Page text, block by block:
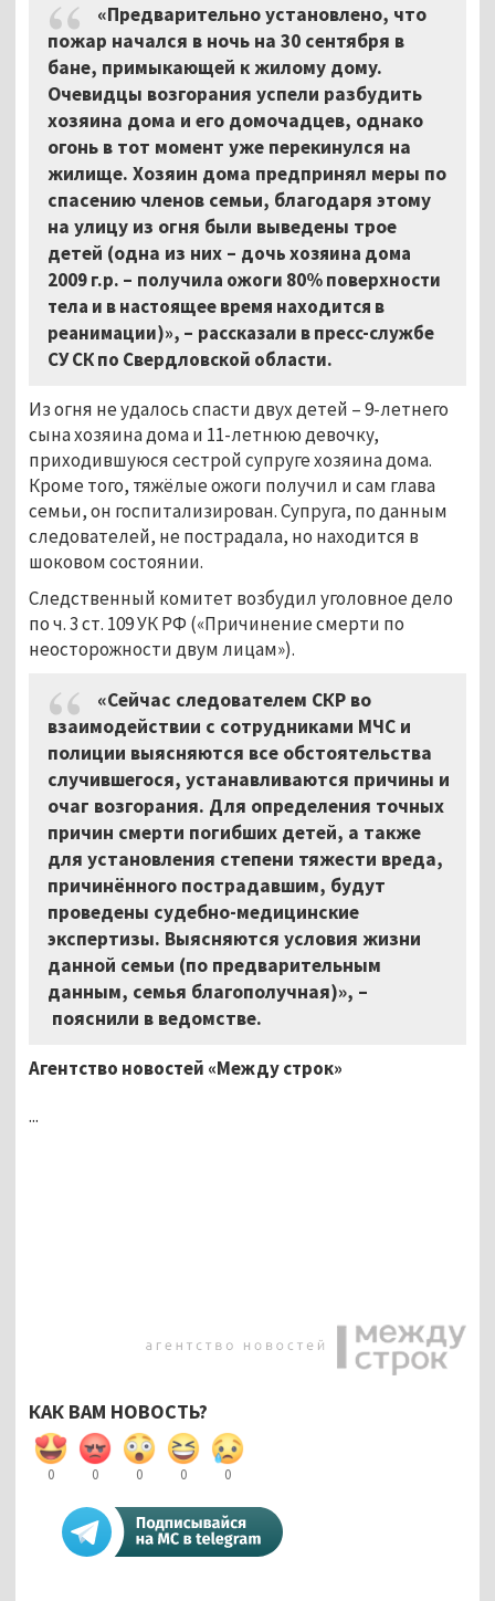
«Предварительно установлено, что
пожар начался в ночь на 30 сентября в
бане, примыкающей к жилому дому.
Очевидцы возгорания успели разбудить
хозяина дома и его домочадцев, однако
огонь в тот момент уже перекинулся на
жилище. Хозяин дома предпринял меры по
спасению членов семьи, благодаря этому
на улицу из огня были выведены трое
детей (одна из них – дочь хозяина дома
2009 г.р. – получила ожоги 80% поверхности
тела и в настоящее время находится в
реанимации)», – рассказали в пресс-службе
СУ СК по Свердловской области.
Из огня не удалось спасти двух детей – 9-летнего
сына хозяина дома и 11-летнюю девочку,
приходившуюся сестрой супруге хозяина дома.
Кроме того, тяжёлые ожоги получил и сам глава
семьи, он госпитализирован. Супруга, по данным
следователей, не пострадала, но находится в
шоковом состоянии.
Следственный комитет возбудил уголовное дело
по ч. 3 ст. 109 УК РФ («Причинение смерти по
неосторожности двум лицам»).
«Сейчас следователем СКР во
взаимодействии с сотрудниками МЧС и
полиции выясняются все обстоятельства
случившегося, устанавливаются причины и
очаг возгорания. Для определения точных
причин смерти погибших детей, а также
для установления степени тяжести вреда,
причинённого пострадавшим, будут
проведены судебно-медицинские
экспертизы. Выясняются условия жизни
данной семьи (по предварительным
данным, семья благополучная)», –
пояснили в ведомстве.
Агентство новостей «Между строк»
...
КАК ВАМ НОВОСТЬ?
0 0 0 0 0